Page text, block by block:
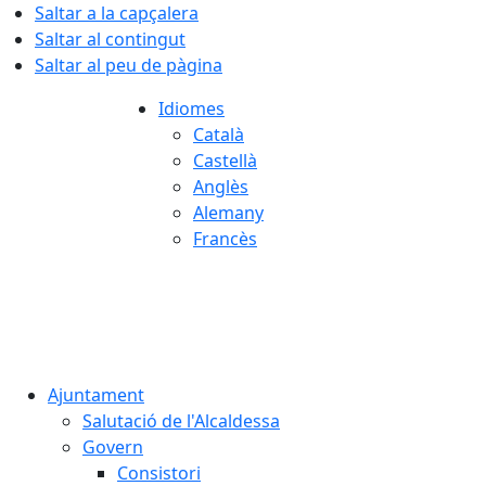
Saltar a la capçalera
Saltar al contingut
Saltar al peu de pàgina
Idiomes
Català
Castellà
Anglès
Alemany
Francès
Ajuntament
Salutació de l'Alcaldessa
Govern
Consistori